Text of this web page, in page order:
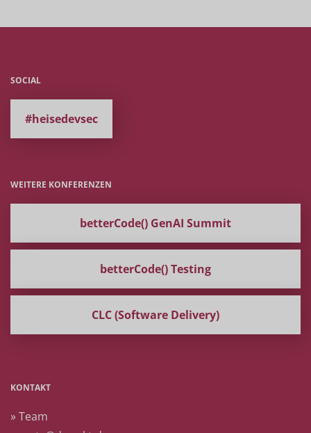
SOCIAL
#heisedevsec
WEITERE KONFERENZEN
betterCode() GenAI Summit
betterCode() Testing
CLC (Software Delivery)
KONTAKT
» Team